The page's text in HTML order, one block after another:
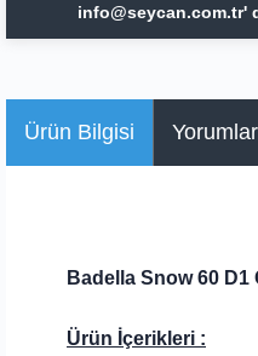
info@seycan.com.tr'
Ürün Bilgisi Yorumlar
Badella Snow 60 D1
Ürün İçerikleri :